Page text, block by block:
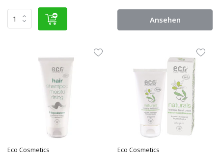
Ansehen
Eco Cosmetics Eco Cosmetics